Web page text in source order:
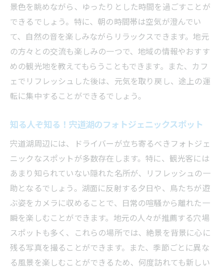
景色を眺めながら、ゆったりとした時間を過ごすことが
できるでしょう。特に、朝の時間帯は空気が澄んでい
て、自然の音を楽しみながらリラックスできます。地元
の方々との交流も楽しみの一つで、地域の情報やおすす
めの観光地を教えてもらうこともできます。また、カフ
ェでリフレッシュした後は、元気を取り戻し、途上の運
転に集中することができるでしょう。
知る人ぞ知る！宍道湖のフォトジェニックスポット
宍道湖周辺には、ドライバーが立ち寄るべきフォトジェ
ニックなスポットが多数存在します。特に、観光客には
あまり知られていない隠れた名所が、リフレッシュの一
助となるでしょう。湖面に反射する夕日や、鳥たちが遊
ぶ姿をカメラに収めることで、日常の喧騒から離れた一
瞬を楽しむことができます。地元の人々が推薦する穴場
スポットも多く、これらの場所では、絶景を背景に心に
残る写真を撮ることができます。また、季節ごとに異な
る風景を楽しむことができるため、何度訪れても新しい